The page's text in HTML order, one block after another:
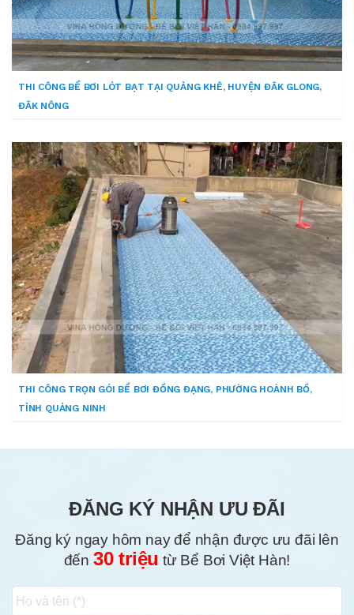
THI CÔNG BỂ BƠI LÓT BẠT TẠI QUẢNG KHÊ, HUYỆN ĐĂK GLONG,
ĐĂK NÔNG
THI CÔNG TRỌN GÓI BỂ BƠI ĐỒNG ĐẠNG, PHƯỜNG HOÀNH BỒ,
TỈNH QUẢNG NINH
ĐĂNG KÝ NHẬN ƯU ĐÃI
Đăng ký ngay hôm nay để nhận được ưu đãi lên
đến 30 triệu từ Bể Bơi Việt Hàn!